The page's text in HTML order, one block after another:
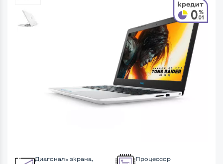
Диагональ экрана,
Процессор